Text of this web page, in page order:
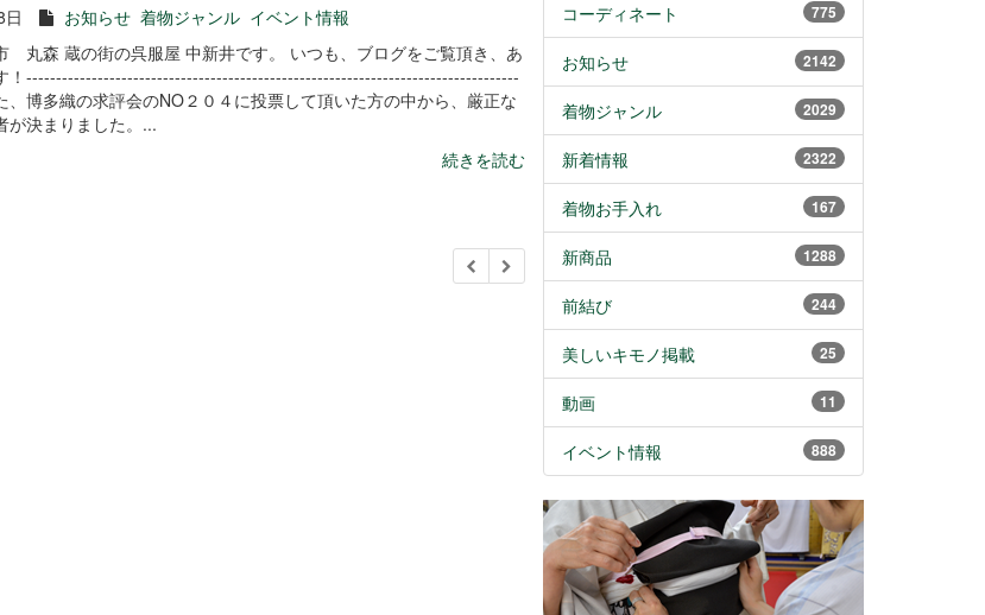
お知らせ 着物ジャンル イベント情報
丸森 蔵の街の呉服屋 中新井です。 いつも、ブログをご覧頂き、あ
！-----------------------------------------------------------------------------------
、博多織の求評会のNO２０４に投票して頂いた方の中から、厳正な
が決まりました。...
続きを読む
775
コーディネート
2142
お知らせ
2029
着物ジャンル
2322
新着情報
167
着物お手入れ
1288
新商品
244
前結び
25
美しいキモノ掲載
11
動画
888
イベント情報